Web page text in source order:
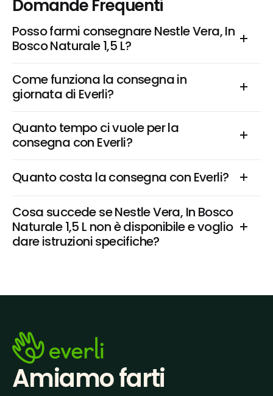
Domande Frequenti
Posso farmi consegnare Nestle Vera, In
Bosco Naturale 1,5 L?
Come funziona la consegna in
giornata di Everli?
Quanto tempo ci vuole per la
consegna con Everli?
Quanto costa la consegna con Everli?
Cosa succede se Nestle Vera, In Bosco
Naturale 1,5 L non è disponibile e voglio
dare istruzioni specifiche?
Amiamo farti